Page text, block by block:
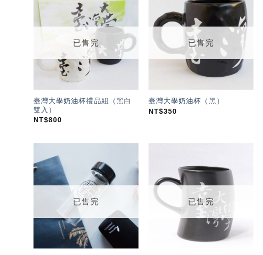
加入
「願
望輕
單」
已售完
臺灣大學奶油杯禮品組（黑白
雙入）
NT$800
「願
望輕
單」
已售完
臺灣大學奶油杯（黑）
NT$350
望輕
已售完
「願
望輕
已售完